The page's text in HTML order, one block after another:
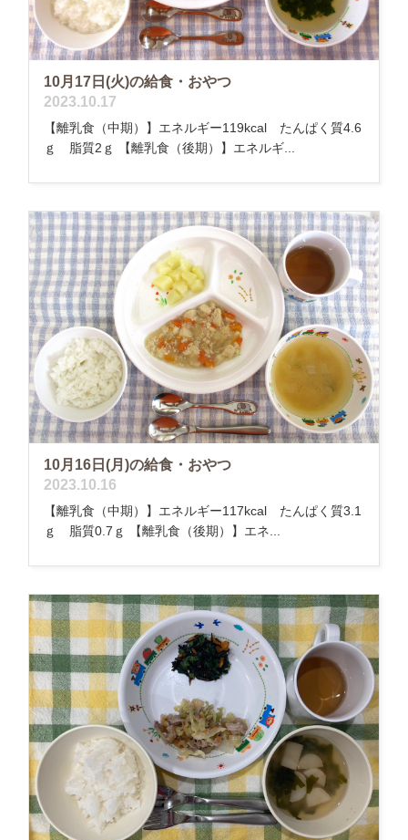
10月17日(火)の給食・おやつ
2023.10.17
【離乳食（中期）】エネルギー119kcal たんぱく質4.6
ｇ 脂質2ｇ 【離乳食（後期）】エネルギ...
10月16日(月)の給食・おやつ
2023.10.16
【離乳食（中期）】エネルギー117kcal たんぱく質3.1
ｇ 脂質0.7ｇ 【離乳食（後期）】エネ...